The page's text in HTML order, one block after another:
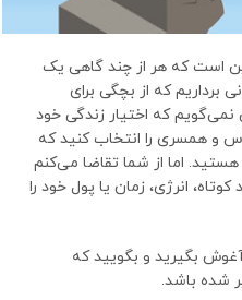
است که هر از چند گاهی یک
برداریم که از بچگی برای
که اختیار زندگی خود
و همسری را انتخاب کنید که
اما از شما تقاضا می‌کنم
انرژی، زمان یا پول خود را
آغوش بگیرید و بگویید که
شده باشد.